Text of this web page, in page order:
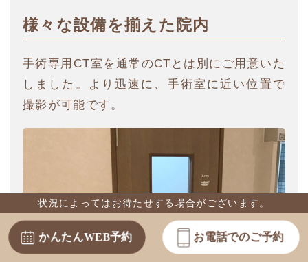
かんたんWEB予約 お電話でのご予約
状況によってはお待たせする場合がございます。
様々な設備を揃えた院内
手術専用CT室を通常のCTとは別にご用意いた
しました。より迅速に、手術室に近い位置で
撮影が可能です。